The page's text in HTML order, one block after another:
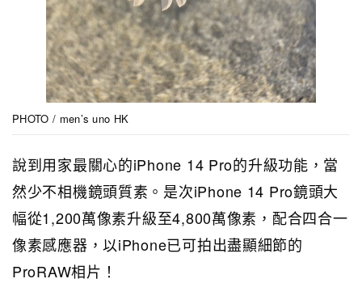
PHOTO / men’s uno HK
說到用家最關心的iPhone 14 Pro的升級功能，當
然少不相機鏡頭質素。是次iPhone 14 Pro鏡頭大
幅從1,200萬像素升級至4,800萬像素，配合四合一
像素感應器，以iPhone已可拍出盡顯細節的
ProRAW相片！